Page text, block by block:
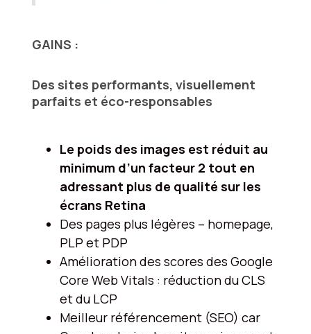
GAINS :
Des sites performants, visuellement
parfaits et éco-responsables
Le poids des images est réduit au
minimum d’un facteur 2 tout en
adressant plus de qualité sur les
écrans Retina
Des pages plus légères – homepage,
PLP et PDP
Amélioration des scores des Google
Core Web Vitals : réduction du CLS
et du LCP
Meilleur référencement (SEO) car